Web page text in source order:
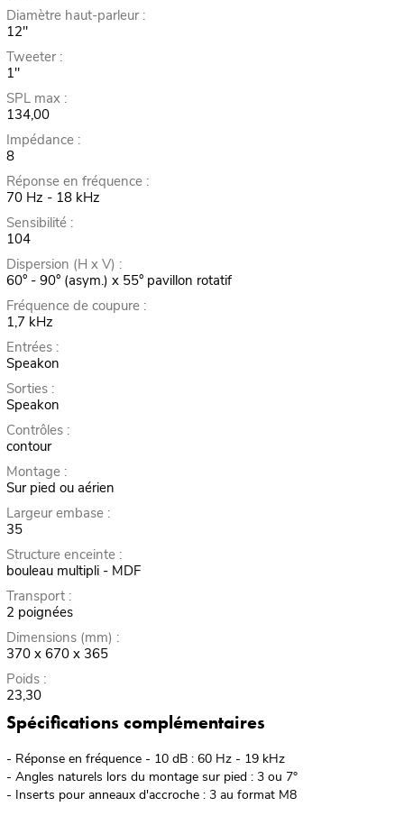
Diamètre haut-parleur :
12"
Tweeter :
1"
SPL max :
134,00
Impédance :
8
Réponse en fréquence :
70 Hz - 18 kHz
Sensibilité :
104
Dispersion (H x V) :
60° - 90° (asym.) x 55° pavillon rotatif
Fréquence de coupure :
1,7 kHz
Entrées :
Speakon
Sorties :
Speakon
Contrôles :
contour
Montage :
Sur pied ou aérien
Largeur embase :
35
Structure enceinte :
bouleau multipli - MDF
Transport :
2 poignées
Dimensions (mm) :
370 x 670 x 365
Poids :
23,30
Spécifications complémentaires
- Réponse en fréquence - 10 dB : 60 Hz - 19 kHz
- Angles naturels lors du montage sur pied : 3 ou 7°
- Inserts pour anneaux d'accroche : 3 au format M8